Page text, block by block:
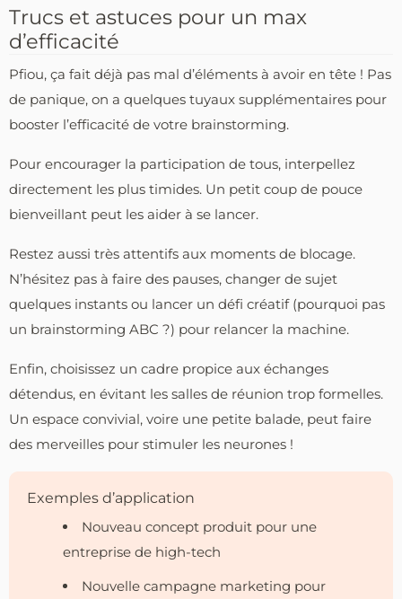
Trucs et astuces pour un max
d’efficacité
Pfiou, ça fait déjà pas mal d’éléments à avoir en tête ! Pas
de panique, on a quelques tuyaux supplémentaires pour
booster l’efficacité de votre brainstorming.
Pour encourager la participation de tous, interpellez
directement les plus timides. Un petit coup de pouce
bienveillant peut les aider à se lancer.
Restez aussi très attentifs aux moments de blocage.
N’hésitez pas à faire des pauses, changer de sujet
quelques instants ou lancer un défi créatif (pourquoi pas
un brainstorming ABC ?) pour relancer la machine.
Enfin, choisissez un cadre propice aux échanges
détendus, en évitant les salles de réunion trop formelles.
Un espace convivial, voire une petite balade, peut faire
des merveilles pour stimuler les neurones !
Exemples d’application
Nouveau concept produit pour une
entreprise de high-tech
Nouvelle campagne marketing pour